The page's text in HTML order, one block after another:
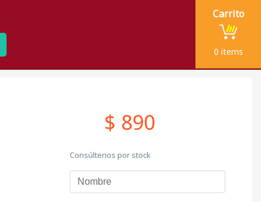
Carrito
0 items
$ 890
Consúltenos por stock
Nombre